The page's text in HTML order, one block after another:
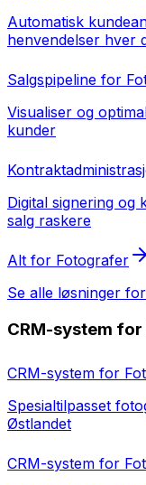
Automatisk
henvendelser hver
Salgspipeline for
Visualiser og
kunder
Digital signering
salg raskere
Alt for Fotografer
Se alle løsninger for
CRM-system for
CRM-system for
Spesialtilpasset
Østlandet
CRM-system for